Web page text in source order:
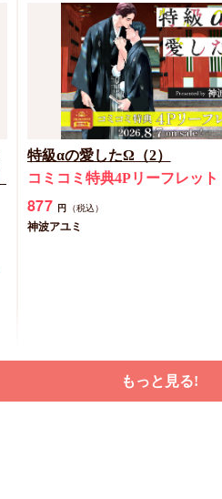
特級αの愛したΩ（2）
コミコミ特典4Pリーフレット
877 円 （税込）
神波アユミ
もっと見る!